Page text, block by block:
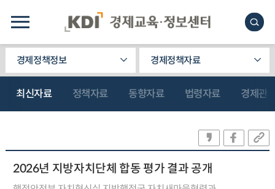
경제정책정보 경제정책자료
최신자료 정책자료 동향자료 법령자료 경제관
2026년 지방자치단체 합동 평가 결과 공개